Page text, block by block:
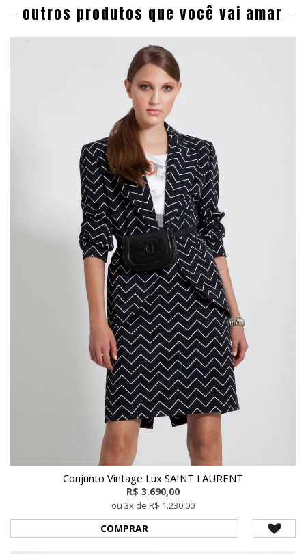
outros produtos que você vai amar
Conjunto Vintage Lux SAINT LAURENT
R$ 3.690,00
ou 3x de R$ 1.230,00
COMPRAR